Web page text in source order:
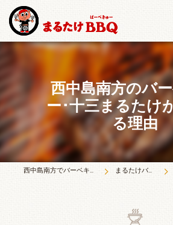
西中島南方のバ
ー･十三まるたけ
る理由
西中島南方でバーベキューならまるたけＢＢＱ まるたけバーベキューとは